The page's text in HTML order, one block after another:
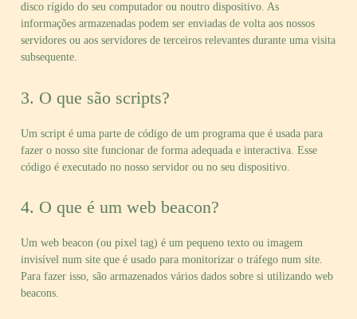
disco rígido do seu computador ou noutro dispositivo. As
informações armazenadas podem ser enviadas de volta aos nossos
servidores ou aos servidores de terceiros relevantes durante uma visita
subsequente.
3. O que são scripts?
Um script é uma parte de código de um programa que é usada para
fazer o nosso site funcionar de forma adequada e interactiva. Esse
código é executado no nosso servidor ou no seu dispositivo.
4. O que é um web beacon?
Um web beacon (ou pixel tag) é um pequeno texto ou imagem
invisível num site que é usado para monitorizar o tráfego num site.
Para fazer isso, são armazenados vários dados sobre si utilizando web
beacons.